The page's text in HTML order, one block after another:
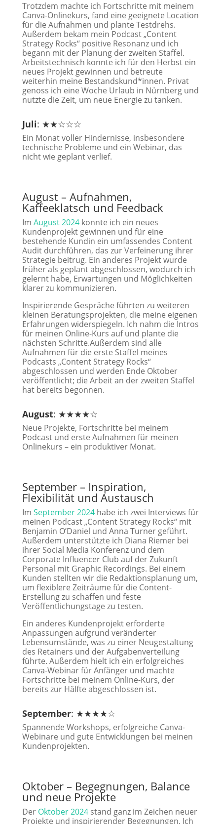
Trotzdem machte ich Fortschritte mit meinem
Canva-Onlinekurs, fand eine geeignete Location
für die Aufnahmen und plante Testdrehs.
Außerdem bekam mein Podcast „Content
Strategy Rocks“ positive Resonanz und ich
begann mit der Planung der zweiten Staffel.
Arbeitstechnisch konnte ich für den Herbst ein
neues Projekt gewinnen und betreute
weiterhin meine Bestandskund*innen. Privat
genoss ich eine Woche Urlaub in Nürnberg und
nutzte die Zeit, um neue Energie zu tanken.
Juli: ★★☆☆☆
Ein Monat voller Hindernisse, insbesondere
technische Probleme und ein Webinar, das
nicht wie geplant verlief.
August – Aufnahmen,
Kaffeeklatsch und Feedback
Im August 2024konnte ich ein neues
Kundenprojekt gewinnen und für eine
bestehende Kundin ein umfassendes Content
Audit durchführen, das zur Verfeinerung ihrer
Strategie beitrug. Ein anderes Projekt wurde
früher als geplant abgeschlossen, wodurch ich
gelernt habe, Erwartungen und Möglichkeiten
klarer zu kommunizieren.
Inspirierende Gespräche führten zu weiteren
kleinen Beratungsprojekten, die meine eigenen
Erfahrungen widerspiegeln. Ich nahm die Intros
für meinen Online-Kurs auf und plante die
nächsten Schritte.Außerdem sind alle
Aufnahmen für die erste Staffel meines
Podcasts „Content Strategy Rocks“
abgeschlossen und werden Ende Oktober
veröffentlicht; die Arbeit an der zweiten Staffel
hat bereits begonnen.
August: ★★★★☆
Neue Projekte, Fortschritte bei meinem
Podcast und erste Aufnahmen für meinen
Onlinekurs – ein produktiver Monat.
September – Inspiration,
Flexibilität und Austausch
Im September 2024habe ich zwei Interviews für
meinen Podcast „Content Strategy Rocks“ mit
Benjamin O’Daniel und Anna Turner geführt.
Außerdem unterstützte ich Diana Riemer bei
ihrer Social Media Konferenz und dem
Corporate Influencer Club auf der Zukunft
Personal mit Graphic Recordings. Bei einem
Kunden stellten wir die Redaktionsplanung um,
um flexiblere Zeiträume für die Content-
Erstellung zu schaffen und feste
Veröffentlichungstage zu testen.
Ein anderes Kundenprojekt erforderte
Anpassungen aufgrund veränderter
Lebensumstände, was zu einer Neugestaltung
des Retainers und der Aufgabenverteilung
führte. Außerdem hielt ich ein erfolgreiches
Canva-Webinar für Anfänger und machte
Fortschritte bei meinem Online-Kurs, der
bereits zur Hälfte abgeschlossen ist.
September: ★★★★☆
Spannende Workshops, erfolgreiche Canva-
Webinare und gute Entwicklungen bei meinen
Kundenprojekten.
Oktober – Begegnungen, Balance
und neue Projekte
Der Oktober 2024stand ganz im Zeichen neuer
Projekte und inspirierender Begegnungen. Ich